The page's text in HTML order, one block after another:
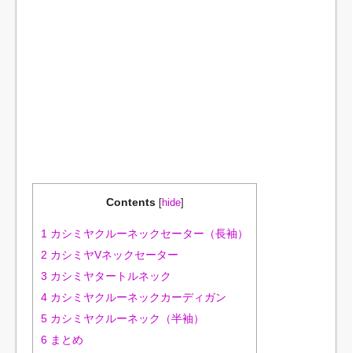
Contents hide]
1 カシミヤクルーネックセーター（長袖）
2 カシミヤVネックセーター
3 カシミヤタートルネック
4 カシミヤクルーネックカーディガン
5 カシミヤクルーネック（半袖）
6 まとめ